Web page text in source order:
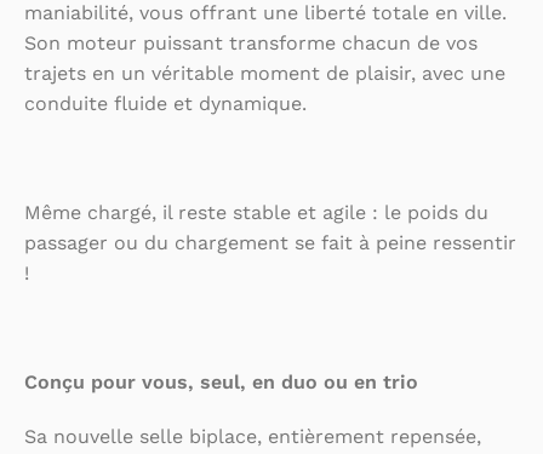
maniabilité, vous offrant une liberté totale en ville.
Son moteur puissant transforme chacun de vos
trajets en un véritable moment de plaisir, avec une
conduite fluide et dynamique.
Même chargé, il reste stable et agile : le poids du
passager ou du chargement se fait à peine ressentir
!
Conçu pour vous, seul, en duo ou en trio
Sa nouvelle selle biplace, entièrement repensée,